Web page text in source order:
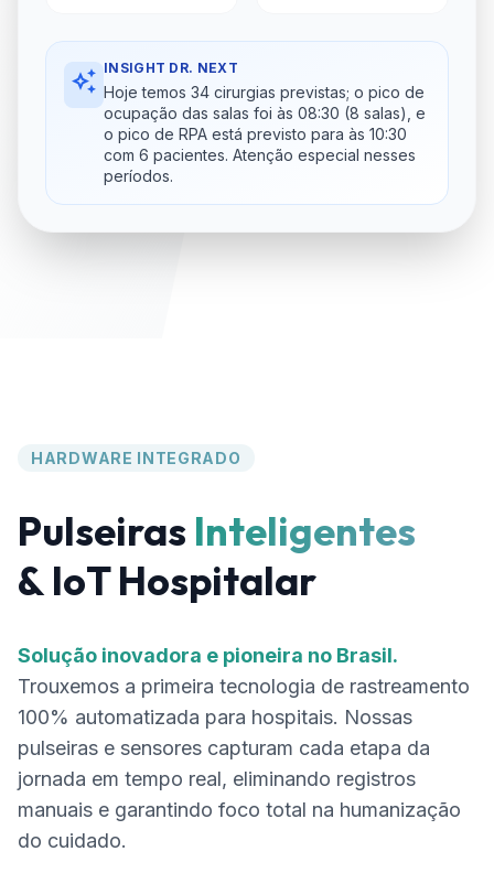
auto_awesome INSIGHT DR. NEXT
Hoje temos 34 cirurgias previstas; o pico de
ocupação das salas foi às 08:30 (8 salas), e
o pico de RPA está previsto para às 10:30
com 6 pacientes. Atenção especial nesses
períodos.
HARDWARE INTEGRADO
Pulseiras Inteligentes
& IoT Hospitalar
Solução inovadora e pioneira no Brasil.
Trouxemos a primeira tecnologia de rastreamento
100% automatizada para hospitais. Nossas
pulseiras e sensores capturam cada etapa da
jornada em tempo real, eliminando registros
manuais e garantindo foco total na humanização
do cuidado.